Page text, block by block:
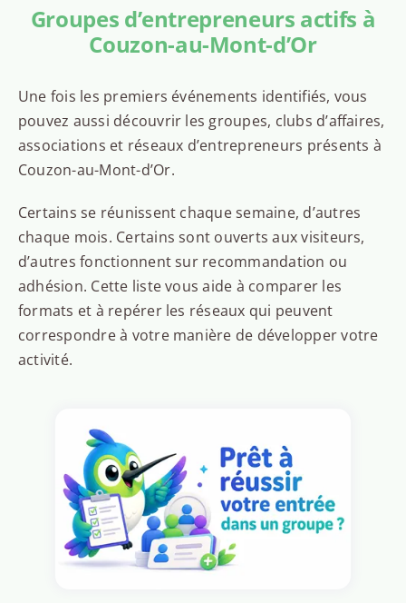
Groupes d’entrepreneurs actifs à
Couzon-au-Mont-d’Or
Une fois les premiers événements identifiés, vous
pouvez aussi découvrir les groupes, clubs d’affaires,
associations et réseaux d’entrepreneurs présents à
Couzon-au-Mont-d’Or.
Certains se réunissent chaque semaine, d’autres
chaque mois. Certains sont ouverts aux visiteurs,
d’autres fonctionnent sur recommandation ou
adhésion. Cette liste vous aide à comparer les
formats et à repérer les réseaux qui peuvent
correspondre à votre manière de développer votre
activité.